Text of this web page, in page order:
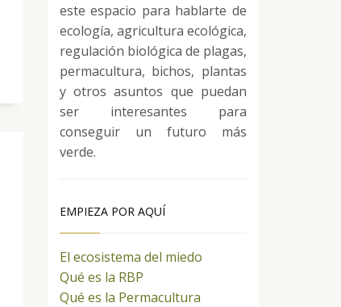
este espacio para hablarte de
ecología, agricultura ecológica,
regulación biológica de plagas,
permacultura, bichos, plantas
y otros asuntos que puedan
ser interesantes para
conseguir un futuro más
verde.
EMPIEZA POR AQUÍ
El ecosistema del miedo
Qué es la RBP
Qué es la Permacultura